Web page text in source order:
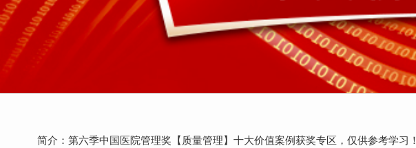
简介：第六季中国医院管理奖【质量管理】十大价值案例获奖专区，仅供参考学习！